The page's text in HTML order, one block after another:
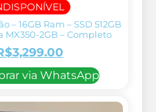
– 16GB Ram – SSD 512GB
MX350-2GB – Completo
3,299.00
via WhatsApp